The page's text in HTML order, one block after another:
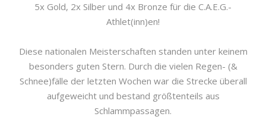
5x Gold, 2x Silber und 4x Bronze für die C.A.E.G.-
Athlet(inn)en!
Diese nationalen Meisterschaften standen unter keinem
besonders guten Stern. Durch die vielen Regen- (&
Schnee)fälle der letzten Wochen war die Strecke überall
aufgeweicht und bestand größtenteils aus
Schlammpassagen.